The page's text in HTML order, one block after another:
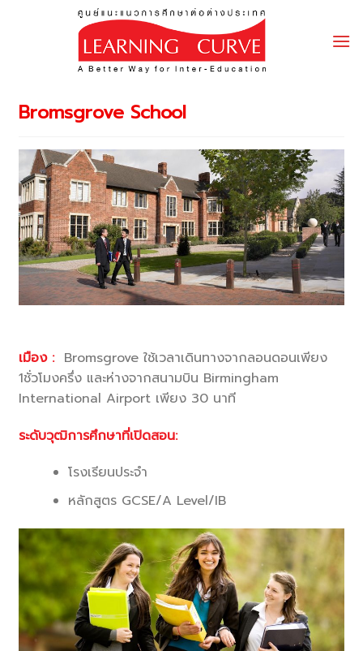
Bromsgrove School
เมือง :Bromsgrove ใช้เวลาเดินทางจากลอนดอนเพียง
1ชั่วโมงครึ่ง และห่างจากสนามบิน Birmingham
International Airport เพียง 30 นาที
ระดับวุฒิการศึกษาที่เปิดสอน:
โรงเรียนประจำ
หลักสูตร GCSE/A Level/IB